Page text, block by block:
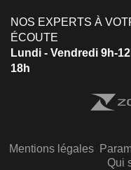
NOS EXPERTS À
ÉCOUTE
Lundi - Vendredi 9h-
18h
Mentions légales
Qui